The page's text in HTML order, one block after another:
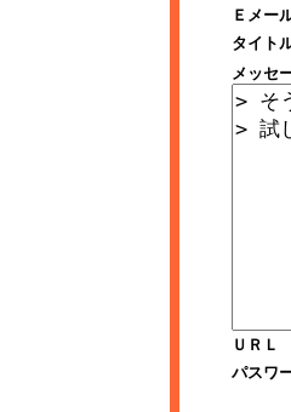
Ｅメー
タイト
メッセ
ＵＲＬ
パスワ